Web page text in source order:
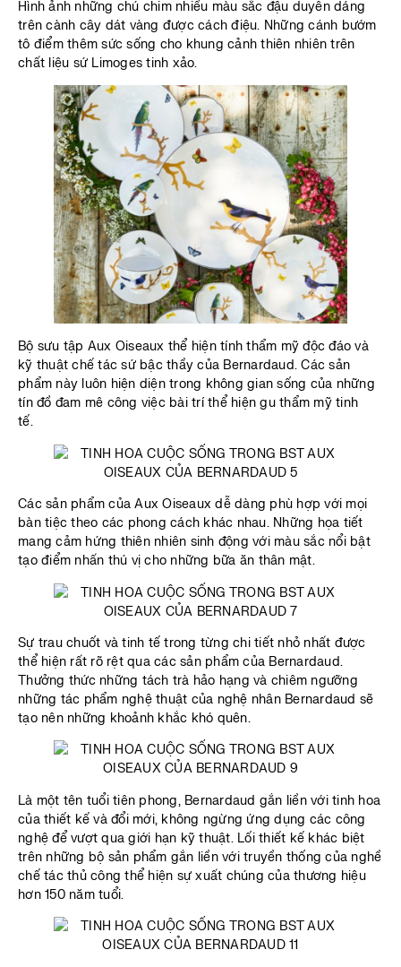
Hình ảnh những chú chim nhiều màu sắc đậu duyên dáng
trên cành cây dát vàng được cách điệu. Những cánh bướm
tô điểm thêm sức sống cho khung cảnh thiên nhiên trên
chất liệu sứ Limoges tinh xảo.
Bộ sưu tập Aux Oiseaux thể hiện tính thẩm mỹ độc đáo và
kỹ thuật chế tác sứ bậc thầy của Bernardaud. Các sản
phẩm này luôn hiện diện trong không gian sống của những
tín đồ đam mê công việc bài trí thể hiện gu thẩm mỹ tinh
tế.
Các sản phẩm của Aux Oiseaux dễ dàng phù hợp với mọi
bàn tiệc theo các phong cách khác nhau. Những họa tiết
mang cảm hứng thiên nhiên sinh động với màu sắc nổi bật
tạo điểm nhấn thú vị cho những bữa ăn thân mật.
Sự trau chuốt và tinh tế trong từng chi tiết nhỏ nhất được
thể hiện rất rõ rệt qua các sản phẩm của Bernardaud.
Thưởng thức những tách trà hảo hạng và chiêm ngưỡng
những tác phẩm nghệ thuật của nghệ nhân Bernardaud sẽ
tạo nên những khoảnh khắc khó quên.
Là một tên tuổi tiên phong, Bernardaud gắn liền với tinh hoa
của thiết kế và đổi mới, không ngừng ứng dụng các công
nghệ để vượt qua giới hạn kỹ thuật. Lối thiết kế khác biệt
trên những bộ sản phẩm gắn liền với truyền thống của nghề
chế tác thủ công thể hiện sự xuất chúng của thương hiệu
hơn 150 năm tuổi.